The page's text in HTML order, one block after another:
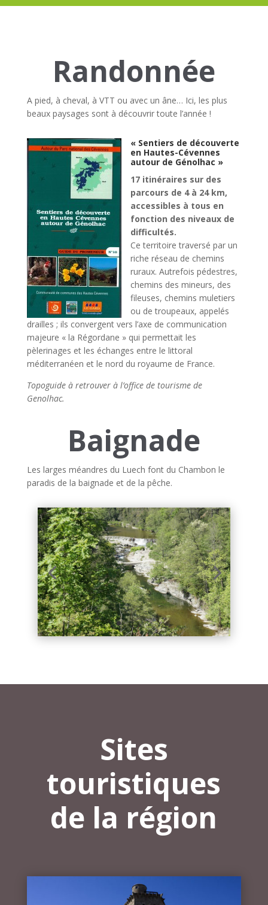
Randonnée
A pied, à cheval, à VTT ou avec un âne… Ici, les plus
beaux paysages sont à découvrir toute l’année !
« Sentiers de découverte
en Hautes-Cévennes
autour de Génolhac »
17 itinéraires sur des
parcours de 4 à 24 km,
accessibles à tous en
fonction des niveaux de
difficultés.
Ce territoire traversé par un
riche réseau de chemins
ruraux. Autrefois pédestres,
chemins des mineurs, des
fileuses, chemins muletiers
ou de troupeaux, appelés
drailles ; ils convergent vers l’axe de communication
majeure « la Régordane » qui permettait les
pèlerinages et les échanges entre le littoral
méditerranéen et le nord du royaume de France.
Topoguide à retrouver à l’office de tourisme de
Genolhac.
Baignade
Les larges méandres du Luech font du Chambon le
paradis de la baignade et de la pêche.
Sites
touristiques
de la région